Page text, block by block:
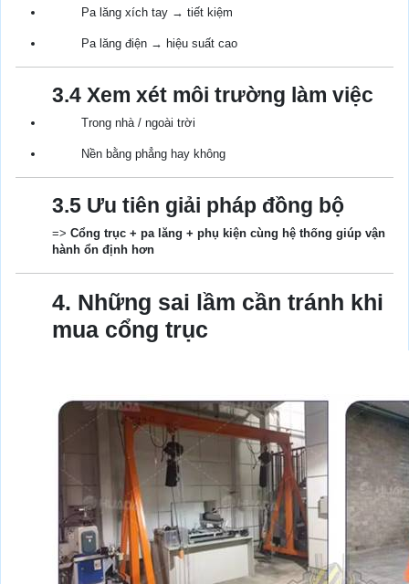
Pa lăng xích tay → tiết kiệm
Pa lăng điện → hiệu suất cao
3.4 Xem xét môi trường làm việc
Trong nhà / ngoài trời
Nền bằng phẳng hay không
3.5 Ưu tiên giải pháp đồng bộ
=> Cổng trục + pa lăng + phụ kiện cùng hệ thống giúp vận
hành ổn định hơn
4. Những sai lầm cần tránh khi
mua cổng trục